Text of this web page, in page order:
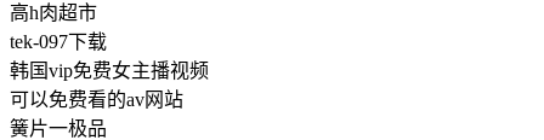
高h肉超市
tek-097下载
韩国vip免费女主播视频
可以免费看的av网站
簧片一极品